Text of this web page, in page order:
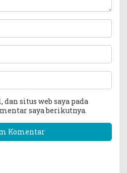
situs web saya pada
saya berikutnya.